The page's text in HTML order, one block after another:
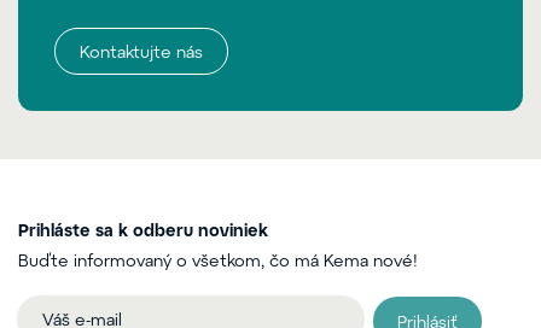
Kontaktujte nás
Prihláste sa k odberu noviniek
Buďte informovaný o všetkom, čo má Kema nové!
Prihlásiť